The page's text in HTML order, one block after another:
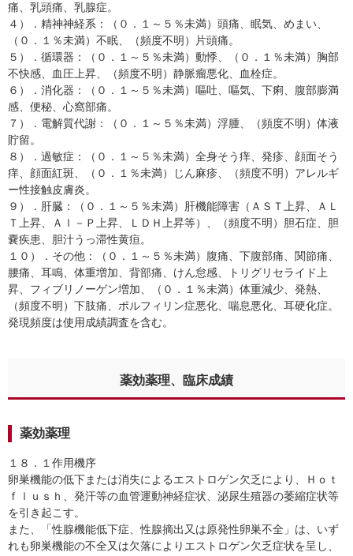
痛、乳頭痛、乳腺症。
４）．精神神経系：（０．１～５％未満）頭痛、眠気、めまい、
（０．１％未満）不眠、（頻度不明）片頭痛。
５）．循環器：（０．１～５％未満）動悸、（０．１％未満）胸部
不快感、血圧上昇、（頻度不明）静脈瘤悪化、血栓症。
６）．消化器：（０．１～５％未満）嘔吐、嘔気、下痢、腹部膨満
感、便秘、心窩部痛。
７）．電解質代謝：（０．１～５％未満）浮腫、（頻度不明）体液
貯留。
８）．過敏症：（０．１～５％未満）全身そう痒、発疹、顔面そう
痒、顔面紅斑、（０．１％未満）じん麻疹、（頻度不明）アレルギ
ー性接触皮膚炎。
９）．肝臓：（０．１～５％未満）肝機能障害（ＡＳＴ上昇、ＡＬ
Ｔ上昇、Ａｌ－Ｐ上昇、ＬＤＨ上昇等）、（頻度不明）胆石症、胆
嚢疾患、胆汁うっ滞性黄疸。
１０）．その他：（０．１～５％未満）腹痛、下腹部痛、関節痛、
腰痛、耳鳴、体重増加、背部痛、けん怠感、トリグリセライド上
昇、フィブリノーゲン増加、（０．１％未満）体重減少、発熱、
（頻度不明）下肢痛、ポルフィリン症悪化、喘息悪化、耳硬化症。
発現頻度は使用成績調査を含む。
薬効薬理、臨床成績
薬効薬理
１８．１作用機序
卵巣機能の低下または消失によるエストロゲン欠乏により、Ｈｏｔ
ｆｌｕｓｈ、発汗等の血管運動神経症状、泌尿生殖器の萎縮症状等
を引き起こす。
また、「性腺機能低下症、性腺摘出又は原発性卵巣不全」は、いず
れも卵巣機能の不全又は欠落によりエストロゲン欠乏症状を呈し、